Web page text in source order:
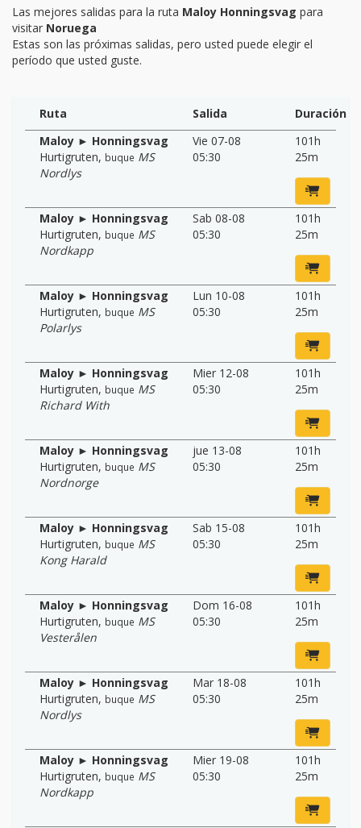
Las mejores salidas para la ruta Maloy Honningsvag para
visitar Noruega
Estas son las próximas salidas, pero usted puede elegir el
período que usted guste.
Ruta Salida
Duración
Maloy ► Honningsvag
Hurtigruten, buque MS
Nordlys
Vie 07-08
05:30
101h
25m
Maloy ► Honningsvag
Hurtigruten, buque MS
Nordkapp
Sab 08-08
05:30
101h
25m
Maloy ► Honningsvag
Hurtigruten, buque MS
Polarlys
Lun 10-08
05:30
101h
25m
Maloy ► Honningsvag
Hurtigruten, buque MS
Richard With
Mier 12-08
05:30
101h
25m
Maloy ► Honningsvag
Hurtigruten, buque MS
Nordnorge
jue 13-08
05:30
101h
25m
Maloy ► Honningsvag
Hurtigruten, buque MS
Kong Harald
Sab 15-08
05:30
101h
25m
Maloy ► Honningsvag
Hurtigruten, buque MS
Vesterålen
Dom 16-08
05:30
101h
25m
Maloy ► Honningsvag
Hurtigruten, buque MS
Nordlys
Mar 18-08
05:30
101h
25m
Maloy ► Honningsvag
Hurtigruten, buque MS
Nordkapp
Mier 19-08
05:30
101h
25m